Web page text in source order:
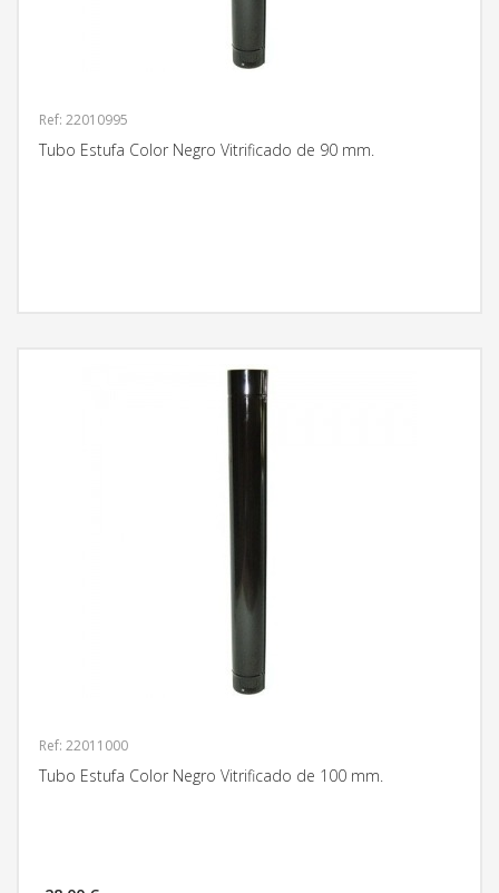
Ref: 22010995
Tubo Estufa Color Negro Vitrificado de 90 mm.
Ref: 22011000
Tubo Estufa Color Negro Vitrificado de 100 mm.